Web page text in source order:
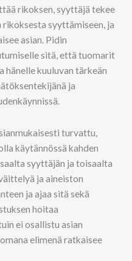
rikoksen, syyttäjä tekee
syyttämiseen, ja
asian. Pidin
sitä, että tuomarit
kuuluvan tärkeän
ja
turvattu,
käytännössä kahden
syyttäjän ja toisaalta
ja aineiston
ja ajaa sitä sekä
hoitaa
ei osallistu asian
elimenä ratkaisee